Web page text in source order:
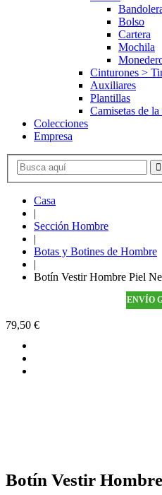
Bolso
Cartera
Mochila
Cinturones >
Auxiliares
Plantillas
Camisetas de la
Colecciones
Empresa
Casa
|
Sección Hombre
|
Botas y Botines de Hombre
|
Botín Vestir Hombre Piel
79,50 €
ENVÍO
Botín Vestir